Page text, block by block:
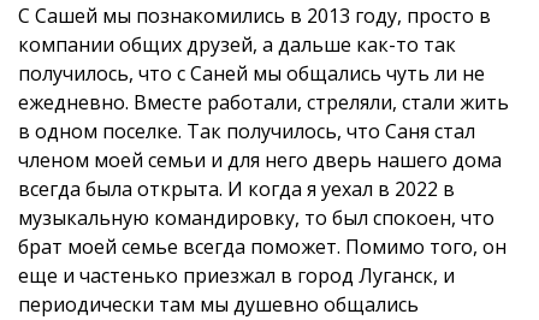
С Сашей мы познакомились в 2013 году, просто в
компании общих друзей, а дальше как-то так
получилось, что с Саней мы общались чуть ли не
ежедневно. Вместе работали, стреляли, стали жить
в одном поселке. Так получилось, что Саня стал
членом моей семьи и для него дверь нашего дома
всегда была открыта. И когда я уехал в 2022 в
музыкальную командировку, то был спокоен, что
брат моей семье всегда поможет. Помимо того, он
еще и частенько приезжал в город Луганск, и
периодически там мы душевно общались